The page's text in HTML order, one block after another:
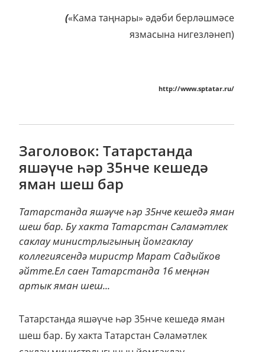
(«Кама таңнары» әдәби берләшмәсе
язмасына нигезләнеп)
http://www.sptatar.ru/
Заголовок: Татарстанда
яшәүче һәр 35нче кешедә
яман шеш бар
Татарстанда яшәүче һәр 35нче кешедә яман
шеш бар. Бу хакта Татарстан Сәламәтлек
саклау министрлыгының йомгаклау
коллегиясендә миристр Марат Садыйков
әйтте.Ел саен Татарстанда 16 меңнән
артык яман шеш...
Татарстанда яшәүче һәр 35нче кешедә яман
шеш бар. Бу хакта Татарстан Сәламәтлек